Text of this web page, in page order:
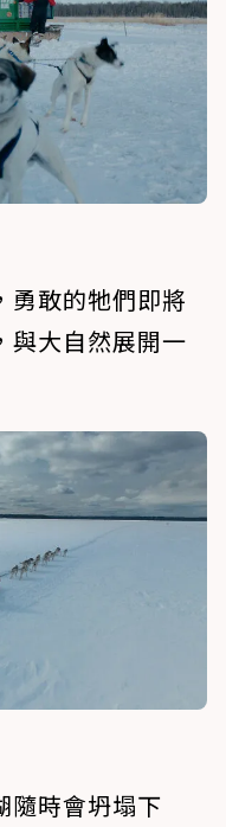
勇敢的牠們即將
與大自然展開一
隨時會坍塌下